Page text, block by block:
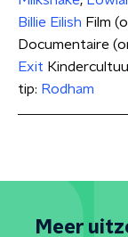
Billie Eilish Film
Documentaire
Exit
tip: Rodham
Meer